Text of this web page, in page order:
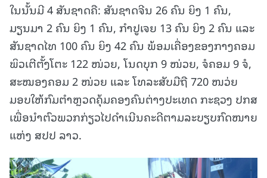
ໃນນັ້ນມີ 4 ສັນຊາດຄື: ສັນຊາດຈີນ 26 ຄົນ ຍິງ 1 ຄົນ,
ມຽນມາ 2 ຄົນ ຍິງ 1 ຄົນ, ກຳປູເຈຍ 13 ຄົນ ຍິງ 2 ຄົນ ແລະ
ສັນຊາດໄທ 100 ຄົນ ຍິງ 42 ຄົນ ພ້ອມເຄື່ອງຂອງກາງຄອມ
ພິວເຕີຕັ້ງໂຕະ 122 ໜ່ວຍ, ໂນດບຸກ 9 ໜ່ວຍ, ຈໍຄອມ 9 ຈໍ,
ສະໝອງຄອມ 2 ໜ່ວຍ ແລະ ໂທລະສັບມືຖື 720 ໜວ່ຍ
ມອບໃຫ້ກົມຕຳຫຼວດຄຸ້ມຄອງຄົນຕ່າງປະເທດ ກະຊວງ ປກສ
ເພື່ອນຳຕົວພວກກ່ຽວໄປດຳເນີນຄະດີຕາມລະບຽບກົດໜາຍ
ແຫ່ງ ສປປ ລາວ.